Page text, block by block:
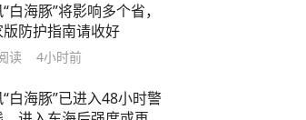
白海豚”将影响多个省，
防护指南请收好
读 4小时前
白海豚”已进入48小时警